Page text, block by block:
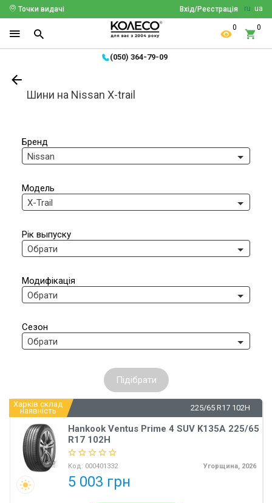
ru ua
Вхід/Реєстрація
Точки видачі
0 0
(050) 364-79-09
Шини на Nissan X-trail
Бренд
Nissan
Модель
X-Trail
Рік выпуску
Обрати
Модифікація
Обрати
Сезон
Обрати
Підібрати
225/65 R17 102H
Харків склад
наявність
Hankook Ventus Prime 4 SUV K135A 225/65
R17 102H
Код: 000401332 Угорщина, 2026
5 003 грн